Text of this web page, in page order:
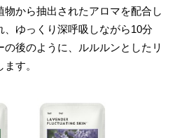
から抽出されたアロマを配合し
、ゆっくり深呼吸しながら10分
後のように、ルルルンとしたリ
す。